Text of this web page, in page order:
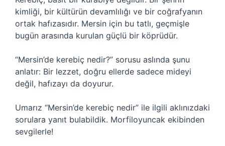
kimliği, bir kültürün devamlılığı ve bir coğrafyanın
ortak hafızasıdır. Mersin için bu tatlı, geçmişle
bugün arasında kurulan güçlü bir köprüdür.
“Mersin’de kerebiç nedir?” sorusu aslında şunu
anlatır: Bir lezzet, doğru ellerde sadece mideyi
değil, hafızayı da doyurur.
Umarız “Mersin’de kerebiç nedir” ile ilgili aklınızdaki
sorulara yanıt bulabildik. Morfiloyuncak ekibinden
sevgilerle!